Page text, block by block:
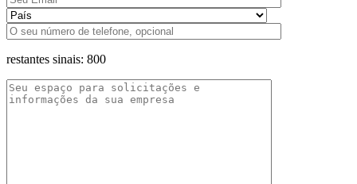
restantes sinais: 800